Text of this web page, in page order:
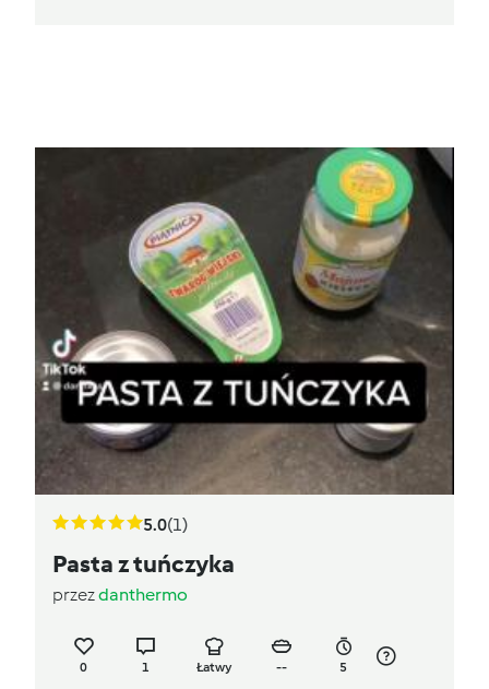
5.0(1)
Pasta z tuńczyka
przezdanthermo
0 1 Łatwy -- 5